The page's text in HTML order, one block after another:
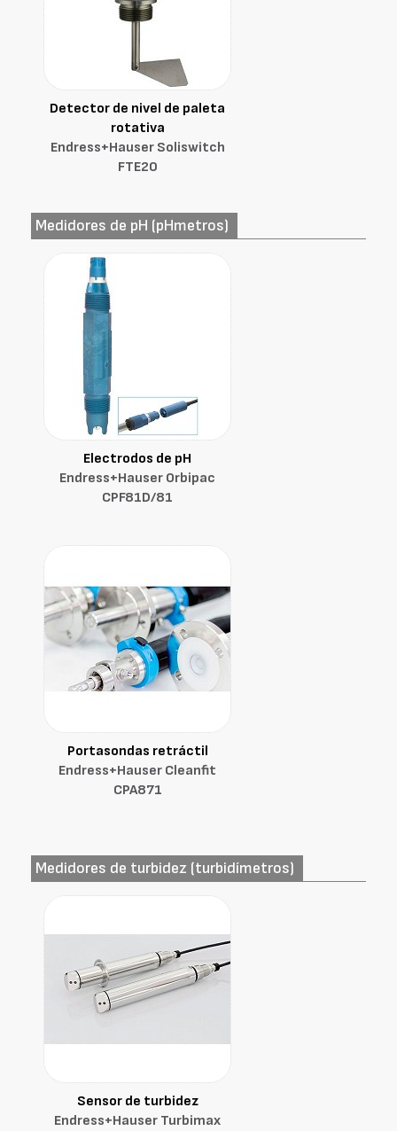
Detector de nivel de paleta
rotativa
Endress+Hauser Soliswitch
FTE20
Medidores de pH (pHmetros)
Electrodos de pH
Endress+Hauser Orbipac
CPF81D/81
Portasondas retráctil
Endress+Hauser Cleanfit
CPA871
Medidores de turbidez (turbidímetros)
Sensor de turbidez
Endress+Hauser Turbimax